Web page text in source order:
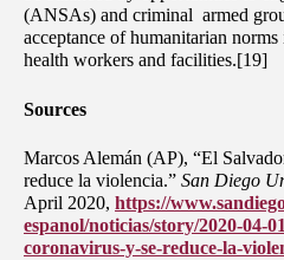
(ANSAs) and criminal armed
acceptance of humanitarian
health workers and facilities.[19]
Sources
Marcos Alemán (AP), “El
reduce la violencia.” San Diego
April 2020, https://
espanol/noticias/story/2020-04-
coronavirus-y-se-reduce-la-